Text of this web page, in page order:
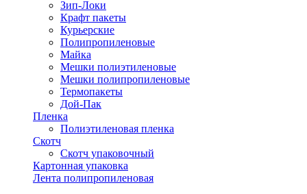
Зип-Локи
Крафт пакеты
Курьерские
Полипропиленовые
Майка
Мешки полиэтиленовые
Мешки полипропиленовые
Термопакеты
Дой-Пак
Пленка
Полиэтиленовая пленка
Скотч
Скотч упаковочный
Картонная упаковка
Лента полипропиленовая